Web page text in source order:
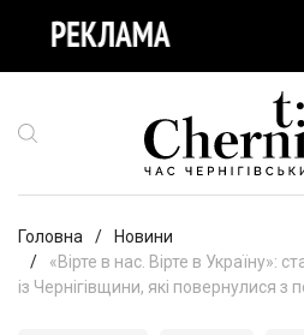
Головна
Новини
«Вірте в нас. Вірте в Україну»:
із Чернігівщини, які повернулися з